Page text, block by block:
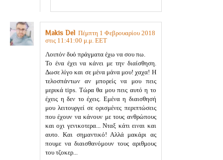
Makis Del Πέμπτη 1 Φεβρουαρίου 2018
στις 11:41:00 μ.μ. EET
Λοιπόν δυό πράγματα έχω να σου πω.
Το ένα έχει να κάνει με την διαίσθηση.
Δωσε λίγο και σε μένα μάνα μου! χαχα! Η
τελοσπάντων αν μπορείς να μου πεις
μερικά tips. Τώρα θα μου πεις αυτό η το
έχεις η δεν το έχεις. Εμένα η διαισθησή
μου λειτουργεί σε ορισμένες περιπτώσεις
που έχουν να κάνουν με τους ανθρώπους
και οχι γενικοτερα... Νταξ κάτι ειναι και
αυτο. Και σημαντικό! Αλλά μακάρι ας
πουμε να διαισθανόμουν τους αριθμους
του τζοκερ...